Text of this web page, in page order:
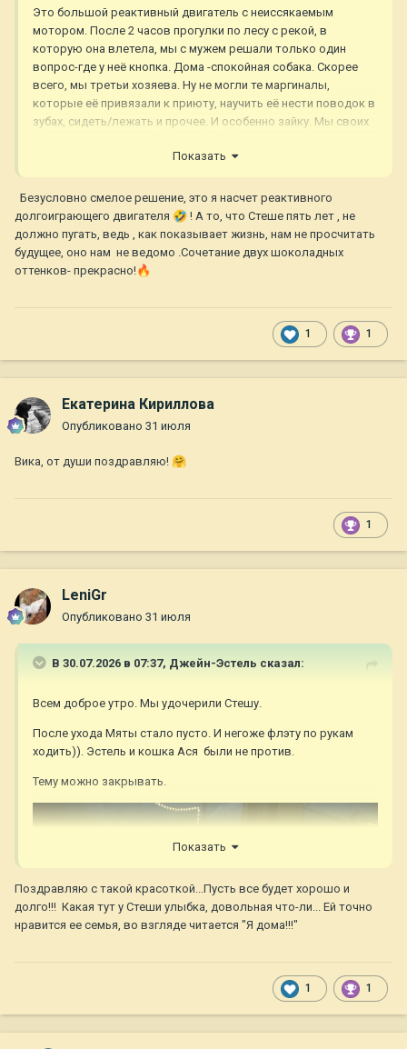
Это большой реактивный двигатель с неиссякаемым
мотором. После 2 часов прогулки по лесу с рекой, в
которую она влетела, мы с мужем решали только один
вопрос-где у неё кнопка. Дома -спокойная собака. Скорее
всего, мы третьи хозяева. Ну не могли те маргиналы,
которые её привязали к приюту, научить её нести поводок в
зубах, сидеть/лежать и прочее. И особенно зайку. Мы своих
нас немного гостил толлер без хозяйки, так на совместной
бросил конец поводка, и Стеша взяла его в пасть и вела на
нем толлера. Это было смешно.
Показать
Безусловно смелое решение, это я насчет реактивного
долгоиграющего двигателя 🤣 ! А то, что Стеше пять лет , не
должно пугать, ведь , как показывает жизнь, нам не просчитать
будущее, оно нам не ведомо .Сочетание двух шоколадных
оттенков- прекрасно! 🔥
1 1
Екатерина Кириллова
Опубликовано 31 июля
Вика, от души поздравляю! 🤗
1
LeniGr
Опубликовано 31 июля
В 30.07.2026 в 07:37, Джейн-Эстель сказал:
Всем доброе утро. Мы удочерили Стешу.
После ухода Мяты стало пусто. И негоже флэту по рукам
ходить)). Эстель и кошка Ася были не против.
Тему можно закрывать.
Показать
Поздравляю с такой красоткой...Пусть все будет хорошо и
долго!!! Какая тут у Стеши улыбка, довольная что-ли... Ей точно
нравится ее семья, во взгляде читается "Я дома!!!"
1 1